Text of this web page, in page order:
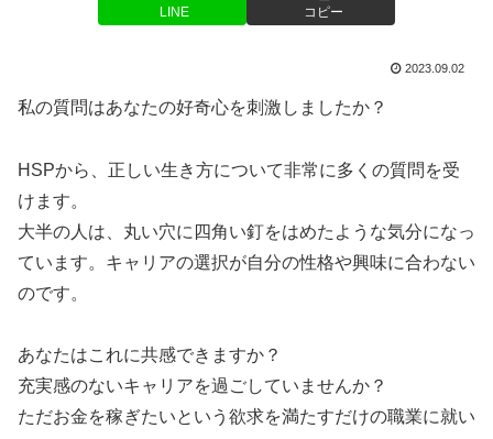
LINE コピー
2023.09.02
私の質問はあなたの好奇心を刺激しましたか？
HSPから、正しい生き方について非常に多くの質問を受
けます。
大半の人は、丸い穴に四角い釘をはめたような気分になっ
ています。キャリアの選択が自分の性格や興味に合わない
のです。
あなたはこれに共感できますか？
充実感のないキャリアを過ごしていませんか？
ただお金を稼ぎたいという欲求を満たすだけの職業に就い